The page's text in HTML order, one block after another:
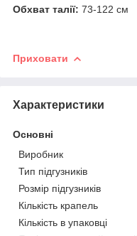
Обхват талії: 73-122 см
Приховати
Характеристики
Основні
Виробник
Тип підгузників
Розмір підгузників
Кількість крапель
Кількість в упаковці